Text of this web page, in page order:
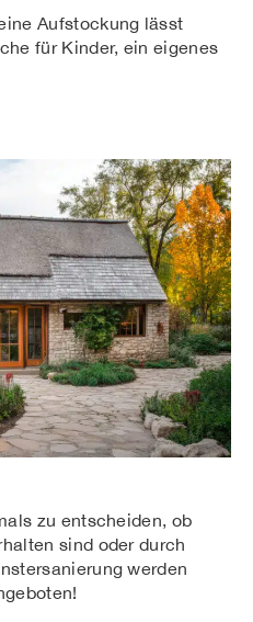
Aufstockung lässt
für Kinder, ein eigenes
zu entscheiden, ob
sind oder durch
werden